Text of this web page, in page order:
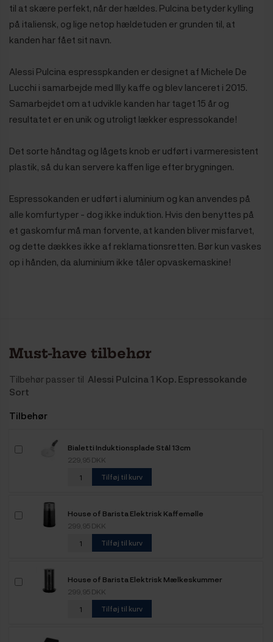
til at skære perfekt, når der hældes. Pulcina betyder kylling
på italiensk, og lige netop hældetuden er grunden til, at
kanden har fået sit navn.
Alessi Pulcina espresspkanden er designet af Michele De
Lucchi i samarbejde med Illy kaffe og blev lanceret i 2015.
Samarbejdet om at udvikle kanden har taget 15 år og
resultatet er en unik og utroligt lækker espressokande!
Det sorte håndtag og lågets knob er udført i varmeresistent
plastik, så du kan servere kaffen lige efter brygningen.
Espressokanden er udført i aluminium og kan anvendes på
alle komfurtyper - dog ikke induktion. Hvis den benyttes på
et gaskomfur må man forvente, at kanden bliver misfarvet,
og dette dækkes ikke af reklamationsretten. Bør kun vaskes
op i hånden, da aluminium ikke tåler opvaskemaskine!
Must-have tilbehør
Tilbehør passer til Alessi Pulcina 1 Kop. Espressokande
Sort
Tilbehør
Bialetti Induktionsplade Stål 13cm
229,95 DKK
Tilføj til kurv
House of Barista Elektrisk Kaffemølle
299,95 DKK
Tilføj til kurv
House of Barista Elektrisk Mælkeskummer
299,95 DKK
Tilføj til kurv